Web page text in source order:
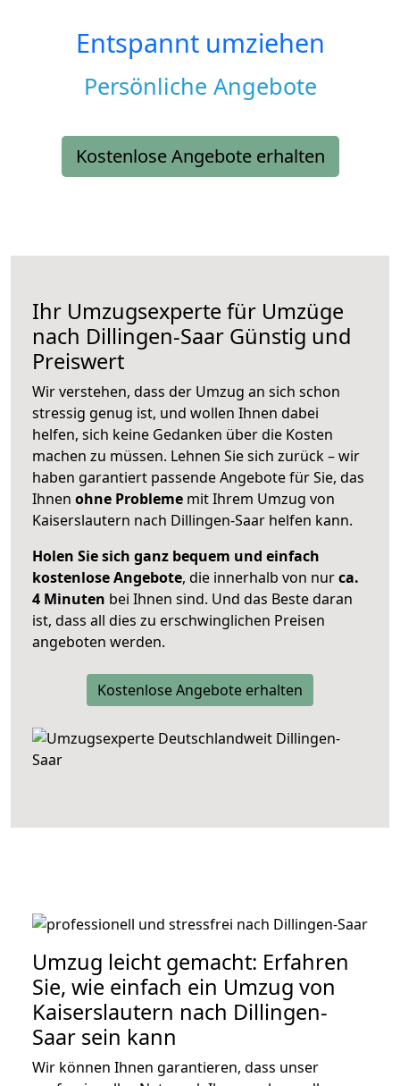
Entspannt umziehen
Persönliche Angebote
Kostenlose Angebote erhalten
Ihr Umzugsexperte für Umzüge
nach Dillingen-Saar Günstig und
Preiswert
Wir verstehen, dass der Umzug an sich schon
stressig genug ist, und wollen Ihnen dabei
helfen, sich keine Gedanken über die Kosten
machen zu müssen. Lehnen Sie sich zurück – wir
haben garantiert passende Angebote für Sie, das
Ihnen ohne Probleme mit Ihrem Umzug von
Kaiserslautern nach Dillingen-Saar helfen kann.
Holen Sie sich ganz bequem und einfach
kostenlose Angebote, die innerhalb von nurca.
4 Minuten bei Ihnen sind. Und das Beste daran
ist, dass all dies zu erschwinglichen Preisen
angeboten werden.
Kostenlose Angebote erhalten
Umzug leicht gemacht: Erfahren
Sie, wie einfach ein Umzug von
Kaiserslautern nach Dillingen-
Saar sein kann
Wir können Ihnen garantieren, dass unser